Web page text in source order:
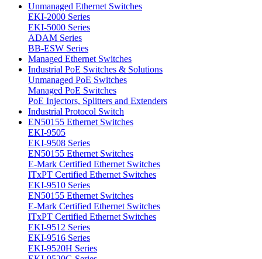
Unmanaged Ethernet Switches
EKI-2000 Series
EKI-5000 Series
ADAM Series
BB-ESW Series
Managed Ethernet Switches
Industrial PoE Switches & Solutions
Unmanaged PoE Switches
Managed PoE Switches
PoE Injectors, Splitters and Extenders
Industrial Protocol Switch
EN50155 Ethernet Switches
EKI-9505
EKI-9508 Series
EN50155 Ethernet Switches
E-Mark Certified Ethernet Switches
ITxPT Certified Ethernet Switches
EKI-9510 Series
EN50155 Ethernet Switches
E-Mark Certified Ethernet Switches
ITxPT Certified Ethernet Switches
EKI-9512 Series
EKI-9516 Series
EKI-9520H Series